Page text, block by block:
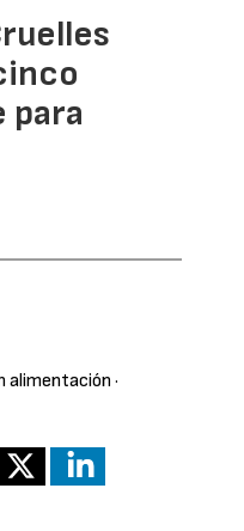
para
alimentación ·